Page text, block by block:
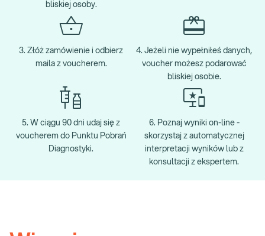
bliskiej osoby.
3. Złóż zamówienie i odbierz
maila z voucherem.
4. Jeżeli nie wypełniłeś danych,
voucher możesz podarować
bliskiej osobie.
5. W ciągu 90 dni udaj się z
voucherem do Punktu Pobrań
Diagnostyki.
6. Poznaj wyniki on-line -
skorzystaj z automatycznej
interpretacji wyników lub z
konsultacji z ekspertem.